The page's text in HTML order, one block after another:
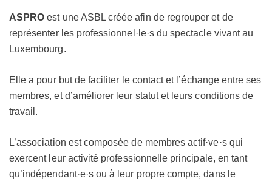
ASPROest une ASBL créée afin de regrouper et de
représenter les professionnel·le·s du spectacle vivant au
Luxembourg.
Elle a pour but de faciliter le contact et l’échange entre ses
membres, et d’améliorer leur statut et leurs conditions de
travail.
L’association est composée de membres actif·ve·s qui
exercent leur activité professionnelle principale, en tant
qu’indépendant·e·s ou à leur propre compte, dans le